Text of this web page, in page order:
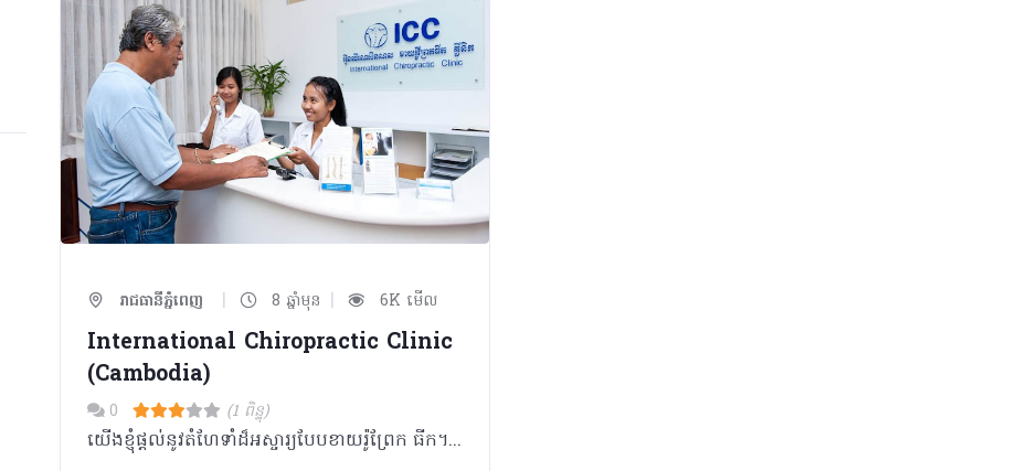
រាជធានីភ្នំពេញ | 8 ឆ្នាំមុន | 6K មើល
International Chiropractic Clinic
(Cambodia)
0 (1 ពិន្ទុ)
យើងខ្ញុំផ្តល់នូវតំហែទាំដ៏អស្ចារ្យបែបខាយរ៉ូព្រែក ធីក។ ជាញឹកញយ អ្នកជម្ងឺសង្កេតឃើញថាពួកគេ ទទួលបានអត្ថប្រយោជន៍ច្រើនជាងការធូរស្រាល នៃអាការៈឈឺខ្នងទៅទៀតនៅពេលពួកគេក្លាយជា អ្នកជម្ងឺរបស់យើងខ្ញុំ។​ ពួកគេនឹងយល់កាន់តែ ច្បាស់ថារាងកាយមានដំនើរការទៅយ៉ាងដូចម្តេច និងចាប់ផ្តើមឈានទៅរកសុខភាពដ៏ប្រសើរ។ យោងតាមនិយមន័យ គ្រូពេទ្យគឺជាគ្រូបង្រៀន យើងខ្ញុំនឹងបង្រៀនលោកអ្នកពីអ្វីដែលលោក អ្នកត្រូវដឹង ដើម្បីសម្រេចនូវគោលដៅសុខភាពជា ច្រើនមិនថាគោលដៅទាំងនោះធំ ឬក៏តូចនោះទេ។